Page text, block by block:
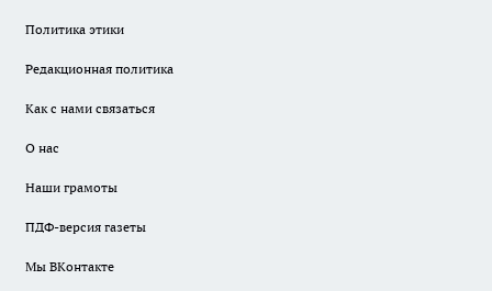
Политика этики
Редакционная политика
Как с нами связаться
О нас
Наши грамоты
ПДФ-версия газеты
Мы ВКонтакте